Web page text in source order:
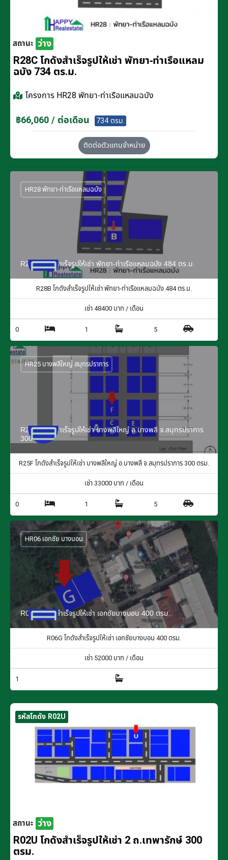
สถานะ ว่าง
R28C โกดังสำเร็จรูปให้เช่า พัทยา-ท่าเรือแหลม
ฉบัง 734 ตร.ม.
โครงการ HR28 พัทยา-ท่าเรือแหลมฉบัง
฿66,060 / ต่อเดือน 734 ตรม.
ติดต่อตัวแทนจำหน่าย
R28B โกดังสำเร็จรูปให้เช่า พัทยา-ท่าเรือแหลมฉบัง 484 ตร.ม.
HR28 พัทยา-ท่าเรือแหลมฉบัง
R28B โกดังสำเร็จรูปให้เช่า พัทยา-ท่าเรือแหลมฉบัง 484 ตร.ม.
เช่า48400 บาท / เดือน
0 1 5
R25F โกดังสำเร็จรูปให้เช่า บางพลีใหญ่ อ.บางพลี จ.สมุทรปราการ
300 ตรม.
HR25 บางพลีใหญ่ สมุทรปราการ
R25F โกดังสำเร็จรูปให้เช่า บางพลีใหญ่ อ.บางพลี จ.สมุทรปราการ 300 ตรม.
เช่า 33000 บาท / เดือน
0 1 5
R06G โกดังสำเร็จรูปให้เช่า เอกชัยบางบอน 400 ตรม.
HR06 เอกชัย บางบอน
R06G โกดังสำเร็จรูปให้เช่า เอกชัยบางบอน 400 ตรม.
เช่า 52000 บาท / เดือน
1
รหัสโกดัง R02U
สถานะ ว่าง
R02U โกดังสำเร็จรูปให้เช่า 2 ถ.เทพารักษ์ 300
ตรม.